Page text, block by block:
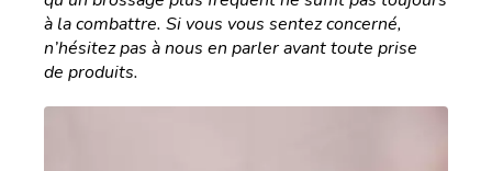
à la combattre. Si vous vous sentez concerné,
n’hésitez pas à nous en parler avant toute prise
de produits.